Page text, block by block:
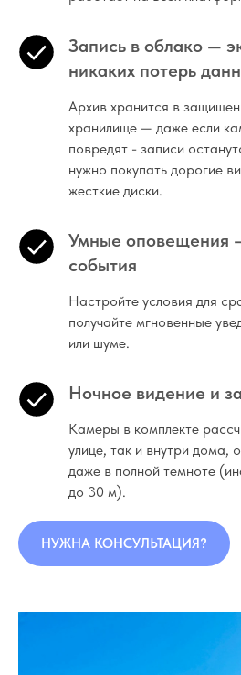
Запись в облако —
никаких потерь
Архив хранится в
хранилище — даже если
повредят - записи
нужно покупать дорогие
жесткие диски.
Умные оповещения
события
Настройте условия для
получайте мгновенные
или шуме.
Ночное видение и
Камеры в комплекте
улице, так и внутри дома,
даже в полной темноте
до 30 м).
НУЖНА КОНСУЛЬТАЦИЯ?